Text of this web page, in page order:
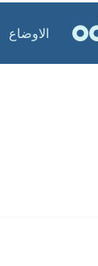
الاوضاع